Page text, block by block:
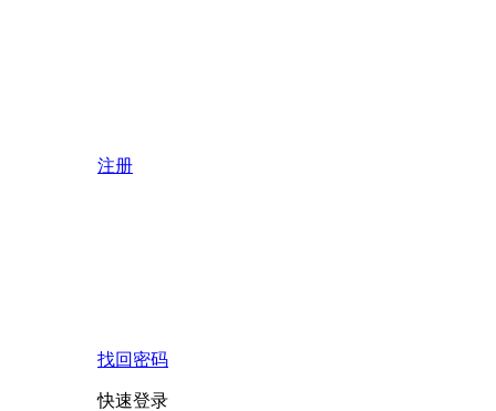
注册
找回密码
快速登录